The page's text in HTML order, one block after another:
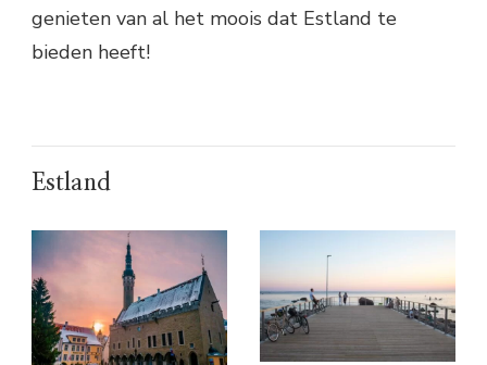
genieten van al het moois dat Estland te
bieden heeft!
Estland